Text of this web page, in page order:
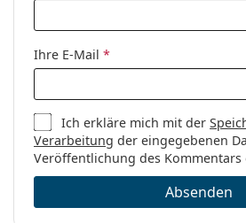
Ihre E-Mail *
Ich erkläre mich mit der
Verarbeitung der eingegebenen
Veröffentlichung des Kommentars
Absenden